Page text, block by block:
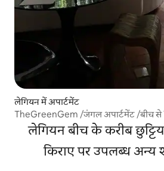
लेगियन में अपार्टमेंट
TheGreenGem /जंगल अपार्टमेंट /बीच से
लेगियन बीच के करीब
किराए पर उपलब्ध अन्य